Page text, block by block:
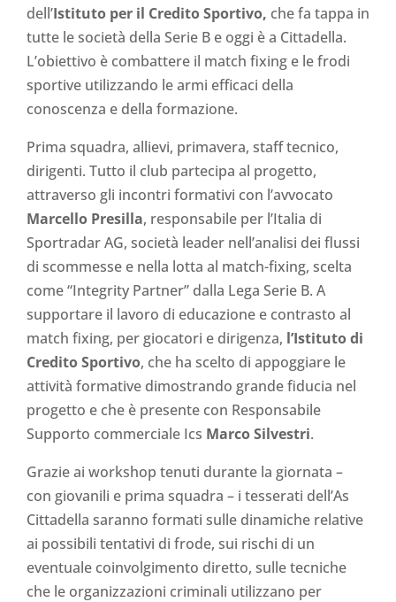
dell’Istituto per il Credito Sportivo, che fa tappa in
tutte le società della Serie B e oggi è a Cittadella.
L’obiettivo è combattere il match fixing e le frodi
sportive utilizzando le armi efficaci della
conoscenza e della formazione.
Prima squadra, allievi, primavera, staff tecnico,
dirigenti. Tutto il club partecipa al progetto,
attraverso gli incontri formativi con l’avvocato
Marcello Presilla, responsabile per l’Italia di
Sportradar AG, società leader nell’analisi dei flussi
di scommesse e nella lotta al match-fixing, scelta
come “Integrity Partner” dalla Lega Serie B. A
supportare il lavoro di educazione e contrasto al
match fixing, per giocatori e dirigenza, l’Istituto di
Credito Sportivo, che ha scelto di appoggiare le
attività formative dimostrando grande fiducia nel
progetto e che è presente con Responsabile
Supporto commerciale Ics Marco Silvestri.
Grazie ai workshop tenuti durante la giornata –
con giovanili e prima squadra – i tesserati dell’As
Cittadella saranno formati sulle dinamiche relative
ai possibili tentativi di frode, sui rischi di un
eventuale coinvolgimento diretto, sulle tecniche
che le organizzazioni criminali utilizzano per